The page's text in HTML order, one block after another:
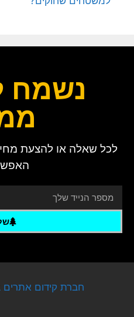
נשמח
לכל שאלה או להצעת
חברת קידום אתרים